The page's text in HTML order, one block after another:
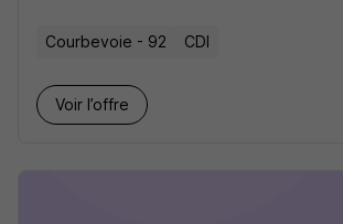
Courbevoie - 92 CDI
Voir l’offre